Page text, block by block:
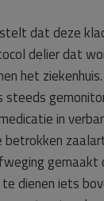
dat deze
delier dat
het
steeds
in
betrokken
gemaakt
dienen iets